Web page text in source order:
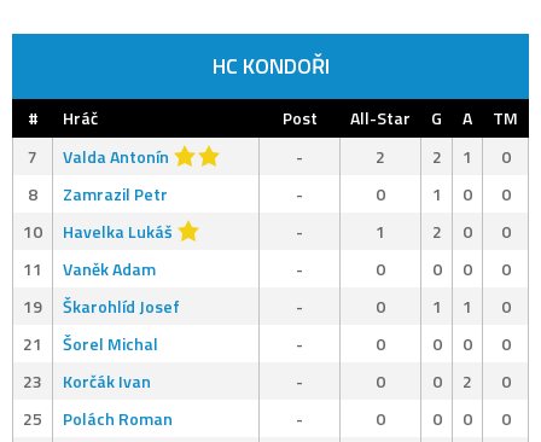
HC KONDOŘI
# Hráč Post All-Star G A
TM
7
Valda Antonín - 2 2 1
0
8
Zamrazil Petr - 0 1 0
0
10
Havelka Lukáš - 1 2 0
0
11
Vaněk Adam - 0 0 0
0
19
Škarohlíd Josef - 0 1 1
0
21
Šorel Michal - 0 0 0
0
23
Korčák Ivan - 0 0 2
0
25
Polách Roman - 0 0 0
0